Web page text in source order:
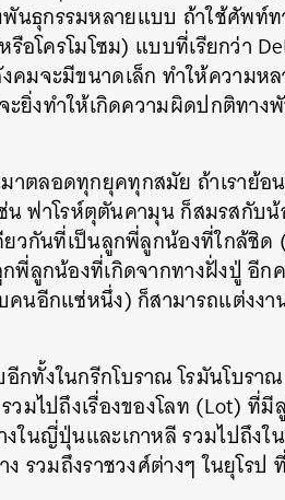
นธุกรรมหลายแบบ ถ้าใช้ศัพท์
อโครโมโซม) แบบที่เรียกว่า
มจะมีขนาดเล็ก ทำให้ความห
ยิ่งทำให้เกิดความผิดปกติทา
าตลอดทุกยุคทุกสมัย ถ้าเราย้
ฟาโรห์ตุตันคามุน ก็สมรสกับ
วกันที่เป็นลูกพี่ลูกน้องที่ใกล้ชิด
ลูกน้องที่เกิดจากทางฝั่งปู่ อีก
นอีกแซ่หนึ่ง) ก็สามารถแต่งง
กทั้งในกรีกโบราณ โรมันโบรา
มไปถึงเรื่องของโลท (Lot) ที่
ในญี่ปุ่นและเกาหลี รวมไปถึงใ
รวมถึงราชวงศ์ต่างๆ ในยุโร